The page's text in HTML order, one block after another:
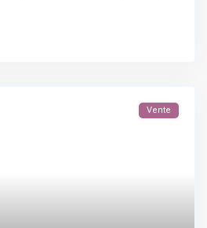
Vente